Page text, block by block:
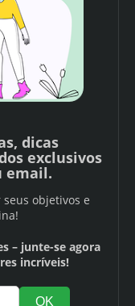
dicas
exclusivos
email.
objetivos e
– junte-se agora
incríveis!